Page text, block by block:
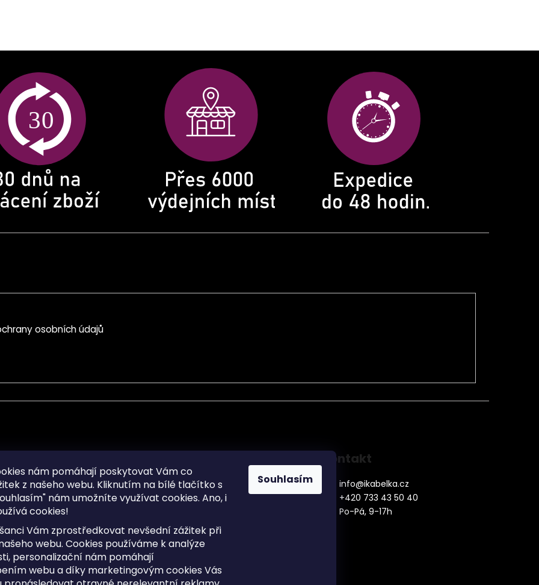
nám pomáhají poskytovat Vám co
z našeho webu. Kliknutím na bílé tlačítko s
nám umožníte využívat cookies. Ano, i
cookies!
Vám zprostředkovat nevšední zážitek při
webu. Cookies používáme k analýze
personalizační nám pomáhají
webu a díky marketingovým cookies Vás
Souhlasím
osobních údajů
osobních údajů
dotazy
cookies
Sitemap
Doprava a Platba
Postup vrácení zboží ve 30 denní
lhůtě
Obchodní podmínky
Kontakt
info@ikabelka.cz
+420 733 43 50 40
Po-Pá, 9-17h